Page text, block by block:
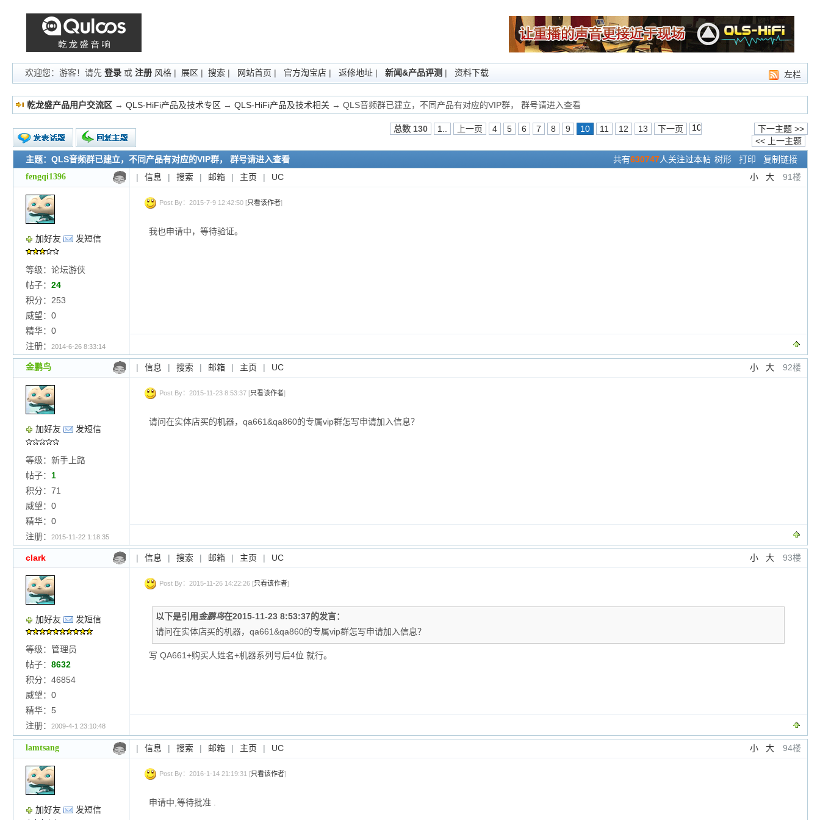
左栏
欢迎您：游客！请先登录 或注册 风格 | 展区 |搜索 | 网站首页 | 官方淘宝店 | 返修地址 | 新闻&产品评测 | 资料下载
乾龙盛产品用户交流区 →QLS-HiFi产品及技术专区 →QLS-HiFi产品及技术相关 → QLS音频群已建立，不同产品有对应的VIP群， 群号请进入查看
新的主题
投票帖
交易帖
小字报
下一主题 >>
<< 上一主题
总数 130 1.. 上一页 4 5 6 7 8 9 10 11 12 13 下一页
共有630747人关注过本帖 树形 打印 复制链接
主题：QLS音频群已建立，不同产品有对应的VIP群， 群号请进入查看
fengqi1396 小 大 91楼
| 信息 | 搜索 | 邮箱 | 主页 | UC
加好友 发短信
等级：论坛游侠
帖子： 24
积分：253
威望：0
精华：0
注册：
2014-6-26 8:33:14
Post By：2015-7-9 12:42:50 [只看该作者]
我也申请中，等待验证。
金鹏鸟 小 大 92楼
| 信息 | 搜索 | 邮箱 | 主页 | UC
加好友 发短信
等级：新手上路
帖子： 1
积分：71
威望：0
精华：0
注册：
2015-11-22 1:18:35
Post By：2015-11-23 8:53:37 [只看该作者]
请问在实体店买的机器，qa661&qa860的专属vip群怎写申请加入信息？
clark 小 大 93楼
| 信息 | 搜索 | 邮箱 | 主页 | UC
加好友 发短信
等级：管理员
帖子： 8632
积分：46854
威望：0
精华：5
注册：
2009-4-1 23:10:48
Post By：2015-11-26 14:22:26 [只看该作者]
以下是引用 金鹏鸟在2015-11-23 8:53:37的发言：
请问在实体店买的机器，qa661&qa860的专属vip群怎写申请加入信息？
写 QA661+购买人姓名+机器系列号后4位 就行。
lamtsang 小 大 94楼
| 信息 | 搜索 | 邮箱 | 主页 | UC
加好友 发短信
Post By：2016-1-14 21:19:31 [只看该作者]
申请中,等待批准 .